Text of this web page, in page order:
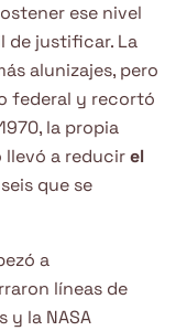
ese nivel
de justificar. La
alunizajes, pero
federal y recortó
la propia
llevó a reducirel
que se
a
líneas de
y la NASA